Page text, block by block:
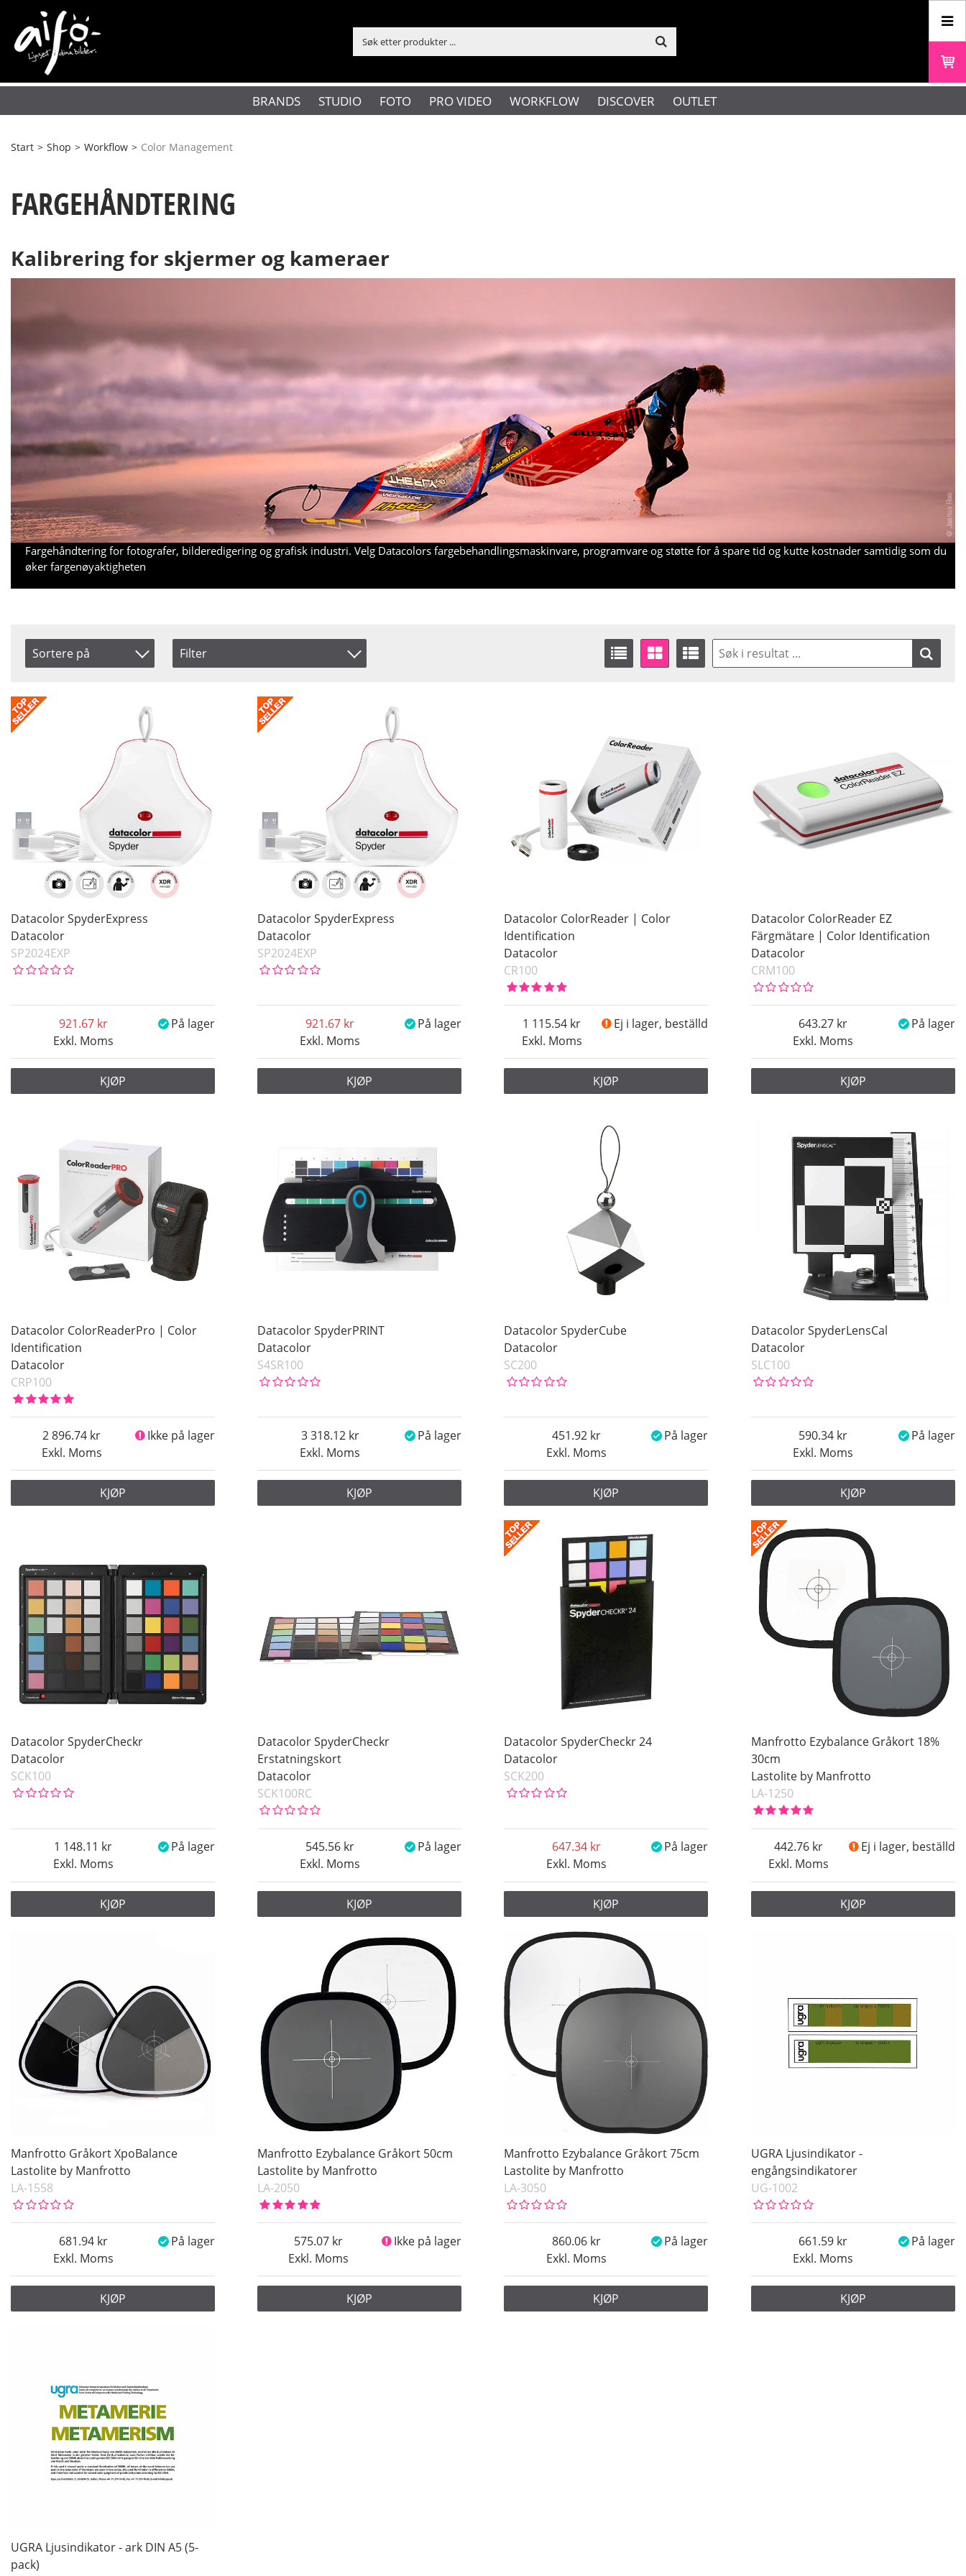
BRANDS STUDIO FOTO PRO VIDEO WORKFLOW DISCOVER OUTLET
Start > Shop > Workflow > Color Management
FARGEHÅNDTERING
Kalibrering for skjermer og kameraer
Fargehåndtering for fotografer, bilderedigering og grafisk industri. Velg Datacolors fargebehandlingsmaskinvare, programvare og støtte for å spare tid og kutte kostnader samtidig som du
øker fargenøyaktigheten
Sortere på
Benämning
Filter
Pris
Snart på lager
Datacolor SpyderExpress
Datacolor
SP2024EXP
Exkl. Moms
921.67 På lager
KJØP
Datacolor SpyderExpress
Datacolor
SP2024EXP
Exkl. Moms
921.67 På lager
KJØP
Datacolor ColorReader | Color
Identification
Datacolor
CR100
Exkl. Moms
1 115.54 Ej i lager, beställd
KJØP
Datacolor ColorReader EZ
Färgmätare | Color Identification
Datacolor
CRM100
Exkl. Moms
643.27 På lager
KJØP
Datacolor ColorReaderPro | Color
Identification
Datacolor
CRP100
Exkl. Moms
2 896.74 Ikke på lager
KJØP
Datacolor SpyderPRINT
Datacolor
S4SR100
Exkl. Moms
3 318.12 På lager
KJØP
Datacolor SpyderCube
Datacolor
SC200
Exkl. Moms
451.92 På lager
KJØP
Datacolor SpyderLensCal
Datacolor
SLC100
Exkl. Moms
590.34 På lager
KJØP
Datacolor SpyderCheckr
Datacolor
SCK100
Exkl. Moms
1 148.11 På lager
KJØP
Datacolor SpyderCheckr
Erstatningskort
Datacolor
SCK100RC
Exkl. Moms
545.56 På lager
KJØP
Datacolor SpyderCheckr 24
Datacolor
SCK200
Exkl. Moms
647.34 På lager
KJØP
Manfrotto Ezybalance Gråkort 18%
30cm
Lastolite by Manfrotto
LA-1250
Exkl. Moms
442.76 Ej i lager, beställd
KJØP
Manfrotto Gråkort XpoBalance
Lastolite by Manfrotto
LA-1558
Exkl. Moms
681.94 På lager
KJØP
Manfrotto Ezybalance Gråkort 50cm
Lastolite by Manfrotto
LA-2050
Exkl. Moms
575.07 Ikke på lager
KJØP
Manfrotto Ezybalance Gråkort 75cm
Lastolite by Manfrotto
LA-3050
Exkl. Moms
860.06 På lager
KJØP
UGRA Ljusindikator -
engångsindikatorer
UG-1002
Exkl. Moms
661.59 På lager
KJØP
UGRA Ljusindikator - ark DIN A5 (5-
pack)